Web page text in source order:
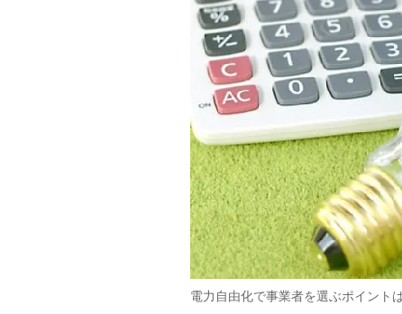
電力自由化で事業者を選ぶポイント